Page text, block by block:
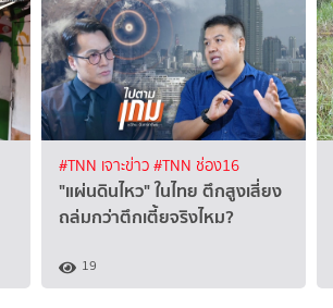
#TNN เจาะข่าว#TNN ช่อง16
"แผ่นดินไหว" ในไทย ตึกสูงเสี่ยง
ถล่มกว่าตึกเตี้ยจริงไหม?
19